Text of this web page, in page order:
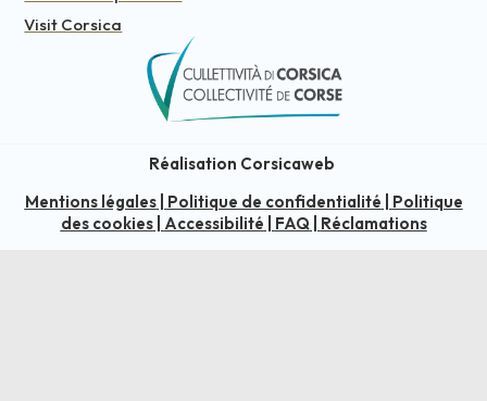
Visit Corsica
Réalisation Corsicaweb
Mentions légales| Politique de confidentialité
Politique
des cookies| Accessibilité FAQ Réclamations